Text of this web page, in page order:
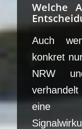
Welche
Auch
konkret
NRW
eine